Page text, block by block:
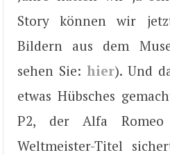
Story können wir
Bildern aus dem
sehen Sie: hier). Und
etwas Hübsches
P2, der Alfa
Weltmeister-Titel